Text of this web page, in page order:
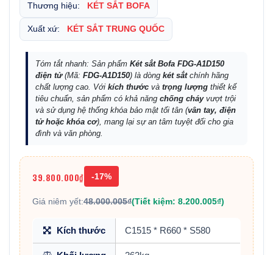
Thương hiệu: KÉT SẮT BOFA
Xuất xứ: KÉT SẮT TRUNG QUỐC
Tóm tắt nhanh: Sản phẩm Két sắt Bofa FDG-A1D150
điện tử(Mã: FDG-A1D150) là dòng két sắtchính hãng
chất lượng cao. Với kích thước và trọng lượng thiết kế
tiêu chuẩn, sản phẩm có khả năng chống cháyvượt trội
và sử dụng hệ thống khóa bảo mật tối tân (vân tay, điện
tử hoặc khóa cơ), mang lại sự an tâm tuyệt đối cho gia
đình và văn phòng.
39.800.000₫ -17%
Giá niêm yết:48.000.005₫(Tiết kiệm: 8.200.005₫)
Kích thước C1515 * R660 * S580